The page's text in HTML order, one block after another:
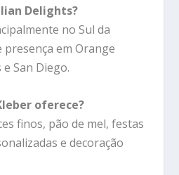
Delights?
no Sul da
em Orange
San Diego.
oferece?
finos, pão de mel, festas
e decoração